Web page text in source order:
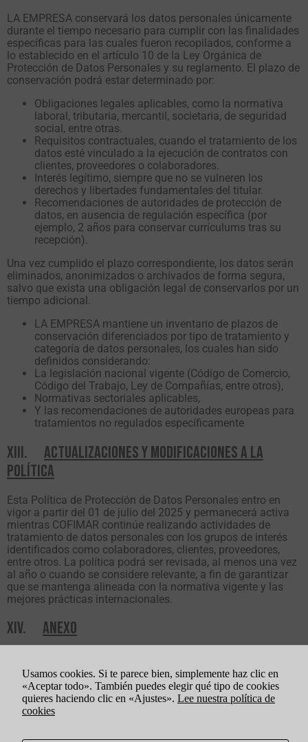
LA EMPRESA conservará los datos personales únicamente
durante el tiempo necesario para cumplir con las finalidades
específicas para las cuales fueron recopilados, conforme a
lo establecido en el artículo 10 de la Ley Orgánica de
Protección de Datos Personales y su reglamento. El plazo de
conservación podrá estar determinado por:
Obligaciones legales aplicables, como la normativa
laboral, tributaria, mercantil, societaria, de seguridad
social, entre otras.
Requisitos contractuales, cuando el tratamiento de los
datos esté vinculado a la ejecución de contratos con
clientes, proveedores o colaboradores.
Interés legítimo, siempre que no se vulneren los
derechos y libertades fundamentales del titular.
Recomendaciones de autoridades de protección de
datos, en ausencia de regulación específica (por
ejemplo, 2 años para conservar currículums tras su
recepción).
Una vez cumplido el plazo correspondiente, los datos serán
eliminados, anonimizados o archivados de forma segura,
salvo que exista una obligación legal de conservarlos por un
tiempo adicional.
LA EMPRESA mantiene un inventario de plazos de
conservación diferenciados por tipo de tratamiento y
categoría de datos personales, los cuales han sido
definidos considerando:
La legislación nacional vigente (Código de Comercio,
Código del Trabajo, Ley de Compañías, entre otros),
Normativas sectoriales aplicables,
Y las recomendaciones de autoridades europeas para
tratamientos no regulados específicamente
XIII. ACTUALIZACIONES Y MODIFICACIONES A LA
POLÍTICA
Esta Política de Protección de Datos Personales entro en
vigor a partir del 01 de julio del 2025 y permanecerá activa
mientras COFIMAR continúe realizando actividades de
tratamiento de datos personales con los grupos de interés
identificados como colaboradores, clientes, proveedores,
entre otros. La política podrá ser revisada, al menos una vez
al año o cuando se considere relevante, a fin de garantizar
que se mantenga alineada con la normativa vigente y las
mejores prácticas internacionales.
XIV. ANEXO
Accionistas
Usamos cookies. Si te parece bien, simplemente haz clic en
«Aceptar todo». También puedes elegir qué tipo de cookies
quieres haciendo clic en «Ajustes». Lee nuestra política de
cookies